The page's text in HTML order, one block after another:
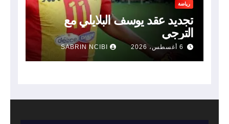
رياضة
تجديد عقد يوسف البلايلي مع
الترجي
6 أغسطس، 2026 SABRIN NCIBI